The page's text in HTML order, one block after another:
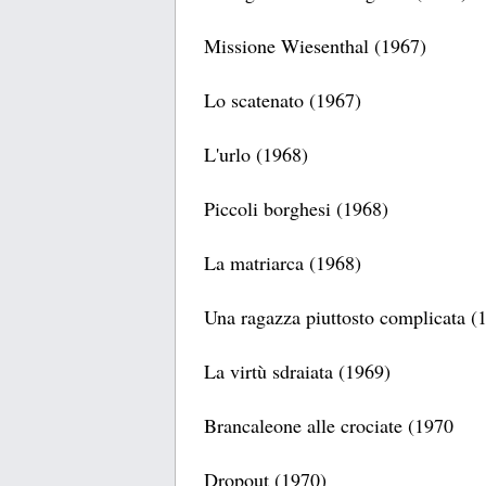
Missione Wiesenthal (1967)
Lo scatenato (1967)
L'urlo (1968)
Piccoli borghesi (1968)
La matriarca (1968)
Una ragazza piuttosto complicata
La virtù sdraiata (1969)
Brancaleone alle crociate (1970
Dropout (1970)